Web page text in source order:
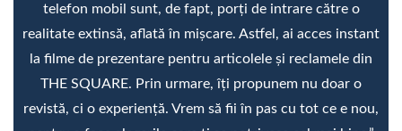
telefon mobil sunt, de fapt, porţi de intrare către o
realitate extinsă, aflată în mişcare. Astfel, ai acces instant
la filme de prezentare pentru articolele şi reclamele din
THE SQUARE. Prin urmare, îţi propunem nu doar o
revistă, ci o experienţă. Vrem să fii în pas cu tot ce e nou,